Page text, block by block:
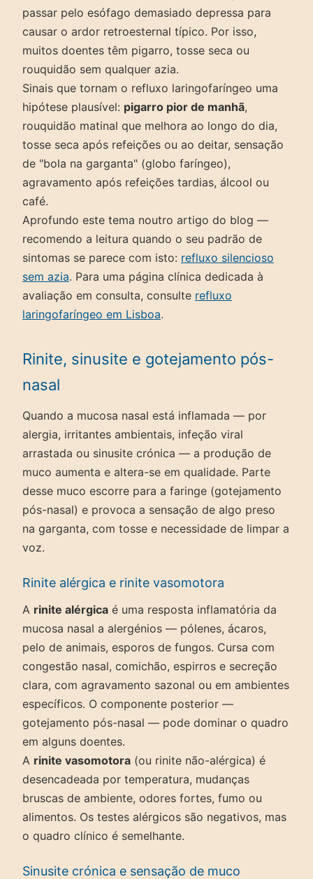
passar pelo esófago demasiado depressa para
causar o ardor retroesternal típico. Por isso,
muitos doentes têm pigarro, tosse seca ou
rouquidão sem qualquer azia.
Sinais que tornam o refluxo laringofaríngeo uma
hipótese plausível: pigarro pior de manhã,
rouquidão matinal que melhora ao longo do dia,
tosse seca após refeições ou ao deitar, sensação
de "bola na garganta" (globo faríngeo),
agravamento após refeições tardias, álcool ou
café.
Aprofundo este tema noutro artigo do blog —
recomendo a leitura quando o seu padrão de
sintomas se parece com isto: refluxo silencioso
sem azia. Para uma página clínica dedicada à
avaliação em consulta, consulte refluxo
laringofaríngeo em Lisboa.
Rinite, sinusite e gotejamento pós-
nasal
Quando a mucosa nasal está inflamada — por
alergia, irritantes ambientais, infeção viral
arrastada ou sinusite crónica — a produção de
muco aumenta e altera-se em qualidade. Parte
desse muco escorre para a faringe (gotejamento
pós-nasal) e provoca a sensação de algo preso
na garganta, com tosse e necessidade de limpar a
voz.
Rinite alérgica e rinite vasomotora
A rinite alérgica é uma resposta inflamatória da
mucosa nasal a alergénios — pólenes, ácaros,
pelo de animais, esporos de fungos. Cursa com
congestão nasal, comichão, espirros e secreção
clara, com agravamento sazonal ou em ambientes
específicos. O componente posterior —
gotejamento pós-nasal — pode dominar o quadro
em alguns doentes.
A rinite vasomotora (ou rinite não-alérgica) é
desencadeada por temperatura, mudanças
bruscas de ambiente, odores fortes, fumo ou
alimentos. Os testes alérgicos são negativos, mas
o quadro clínico é semelhante.
Sinusite crónica e sensação de muco